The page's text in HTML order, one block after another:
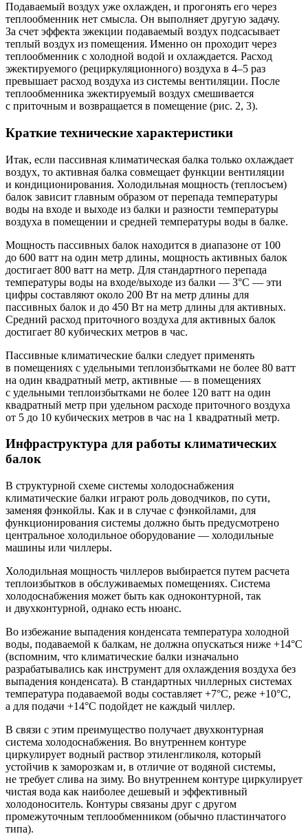
Подаваемый воздух уже охлажден, и прогонять его через
теплообменник нет смысла. Он выполняет другую задачу.
За счет эффекта эжекции подаваемый воздух подсасывает
теплый воздух из помещения. Именно он проходит через
теплообменник с холодной водой и охлаждается. Расход
эжектируемого (рециркуляционного) воздуха в 4–5 раз
превышает расход воздуха из системы вентиляции. После
теплообменника эжектируемый воздух смешивается
с приточным и возвращается в помещение (рис. 2, 3).
Краткие технические характеристики
Итак, если пассивная климатическая балка только охлаждает
воздух, то активная балка совмещает функции вентиляции
и кондиционирования. Холодильная мощность (теплосъем)
балок зависит главным образом от перепада температуры
воды на входе и выходе из балки и разности температуры
воздуха в помещении и средней температуры воды в балке.
Мощность пассивных балок находится в диапазоне от 100
до 600 ватт на один метр длины, мощность активных балок
достигает 800 ватт на метр. Для стандартного перепада
температуры воды на входе/выходе из балки — ​3°C — ​эти
цифры составляют около 200 Вт на метр длины для
пассивных балок и до 450 Вт на метр длины для активных.
Средний расход приточного воздуха для активных балок
достигает 80 кубических метров в час.
Пассивные климатические балки следует применять
в помещениях с удельными теплоизбытками не более 80 ватт
на один квадратный метр, активные — ​в помещениях
с удельными теплоизбытками не более 120 ватт на один
квадратный метр при удельном расходе приточного воздуха
от 5 до 10 кубических метров в час на 1 квадратный метр.
Инфраструктура для работы климатических
балок
В структурной схеме системы холодоснабжения
климатические балки играют роль доводчиков, по сути,
заменяя фэнкойлы. Как и в случае с фэнкойлами, для
функционирования системы должно быть предусмотрено
центральное холодильное оборудование — ​холодильные
машины или чиллеры.
Холодильная мощность чиллеров выбирается путем расчета
теплоизбытков в обслуживаемых помещениях. Система
холодоснабжения может быть как одноконтурной, так
и двухконтурной, однако есть нюанс.
Во избежание выпадения конденсата температура холодной
воды, подаваемой к балкам, не должна опускаться ниже +14°C
(вспомним, что климатические балки изначально
разрабатывались как инструмент для охлаждения воздуха без
выпадения конденсата). В стандартных чиллерных системах
температура подаваемой воды составляет +7°C, реже +10°C,
а для подачи +14°C подойдет не каждый чиллер.
В связи с этим преимущество получает двухконтурная
система холодоснабжения. Во внутреннем контуре
циркулирует водный раствор этиленгликоля, который
устойчив к заморозкам и, в отличие от водяной системы,
не требует слива на зиму. Во внутреннем контуре циркулирует
чистая вода как наиболее дешевый и эффективный
холодоноситель. Контуры связаны друг с другом
промежуточным теплообменником (обычно пластинчатого
типа).